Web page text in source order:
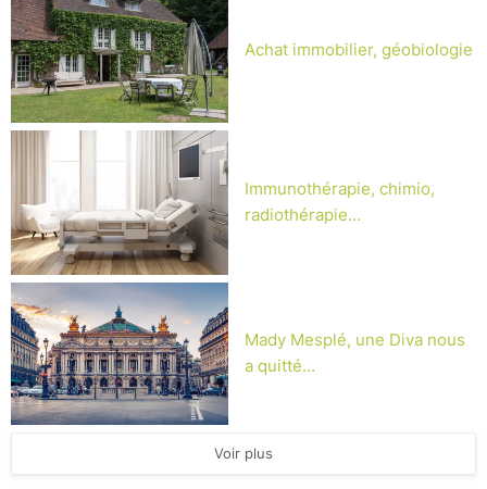
Achat immobilier, géobiologie
Immunothérapie, chimio,
radiothérapie…
Mady Mesplé, une Diva nous
a quitté…
Voir plus